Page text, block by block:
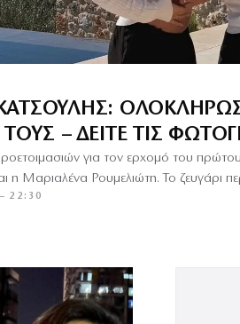
– ΔΕΊΤΕ ΤΙΣ
για τον ερχομό του
η Μαριαλένα Ρουμελιώτη. Το ζευγάρι
22:30